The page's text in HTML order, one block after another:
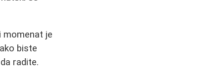
momenat je
biste
radite.